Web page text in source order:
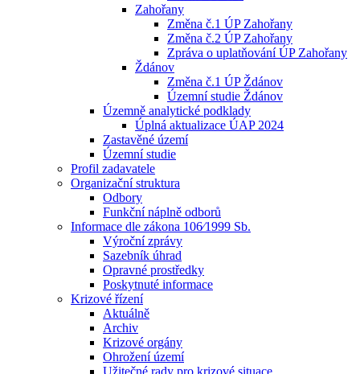
Zahořany
Změna č.1 ÚP Zahořany
Změna č.2 ÚP Zahořany
Zpráva o uplatňování ÚP Zahořany
Ždánov
Změna č.1 ÚP Ždánov
Územní studie Ždánov
Územně analytické podklady
Úplná aktualizace ÚAP 2024
Zastavěné území
Územní studie
Profil zadavatele
Organizační struktura
Odbory
Funkční náplně odborů
Informace dle zákona 106⁄1999 Sb.
Výroční zprávy
Sazebník úhrad
Opravné prostředky
Poskytnuté informace
Krizové řízení
Aktuálně
Archiv
Krizové orgány
Ohrožení území
Užitečné rady pro krizové situace